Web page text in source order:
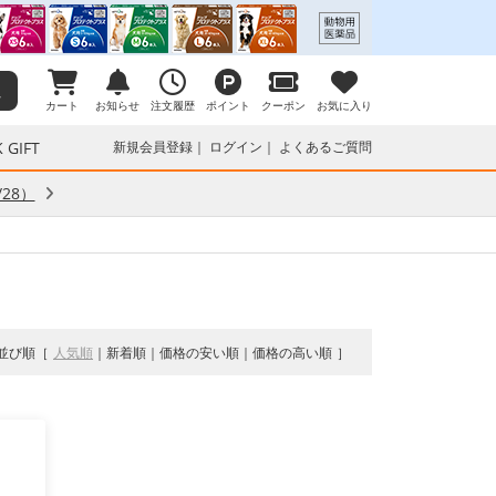
カート お知らせ 注文履歴 ポイント クーポン お気に入り
GIFT 新規会員登録 ログイン よくあるご質問
）
び順 人気順 新着順 価格の安い順 価格の高い順